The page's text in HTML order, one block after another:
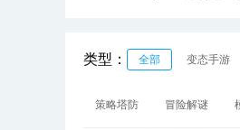
类型： 全部 变态手游
策略塔防 冒险解谜